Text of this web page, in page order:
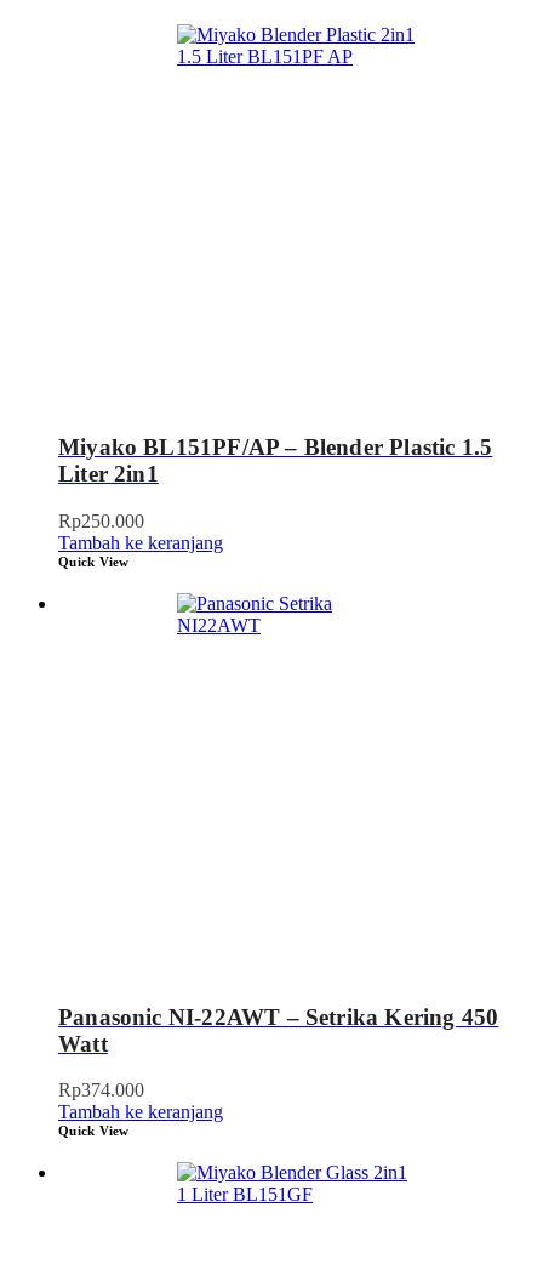
Miyako BL151PF/AP – Blender Plastic 1.5
Liter 2in1
Rp250.000
Tambah ke keranjang
Quick View
Panasonic NI-22AWT – Setrika Kering 450
Watt
Rp374.000
Tambah ke keranjang
Quick View